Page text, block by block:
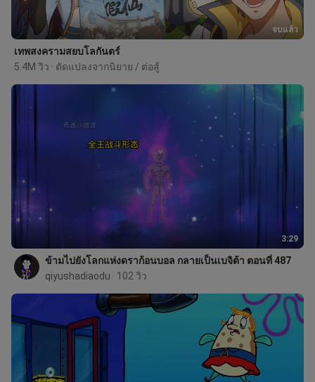
จบแล้ว
เทพสงครามสยบโลกันตร์
5.4M วิว · ดัดแปลงจากนิยาย / ต่อสู้
3:29
ข้ามไปยังโลกแห่งดราก้อนบอล กลายเป็นเบจิต้า ตอนที่ 487
qiyushadiaodu · 102 วิว